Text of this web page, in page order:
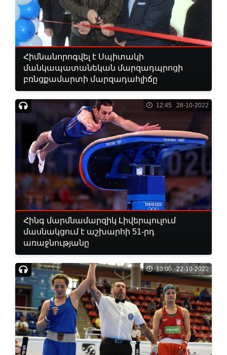
Հիմնանորոգվել է Սպիտակի
մանկապատանեկան մարզադպրոցի
բռնցքամարտի մարզադահլիճը
12:45 28-10-2022
Հինգ մարմնամարզիկ Լիվերպուլում
մասնակցում է աշխարհի 51-րդ
առաջնությանը
13:00 22-10-2022